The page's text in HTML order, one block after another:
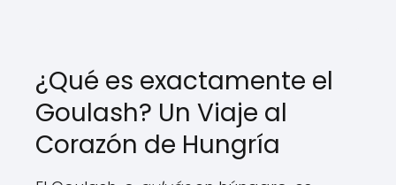
¿Qué es exactamente el
Goulash? Un Viaje al
Corazón de Hungría